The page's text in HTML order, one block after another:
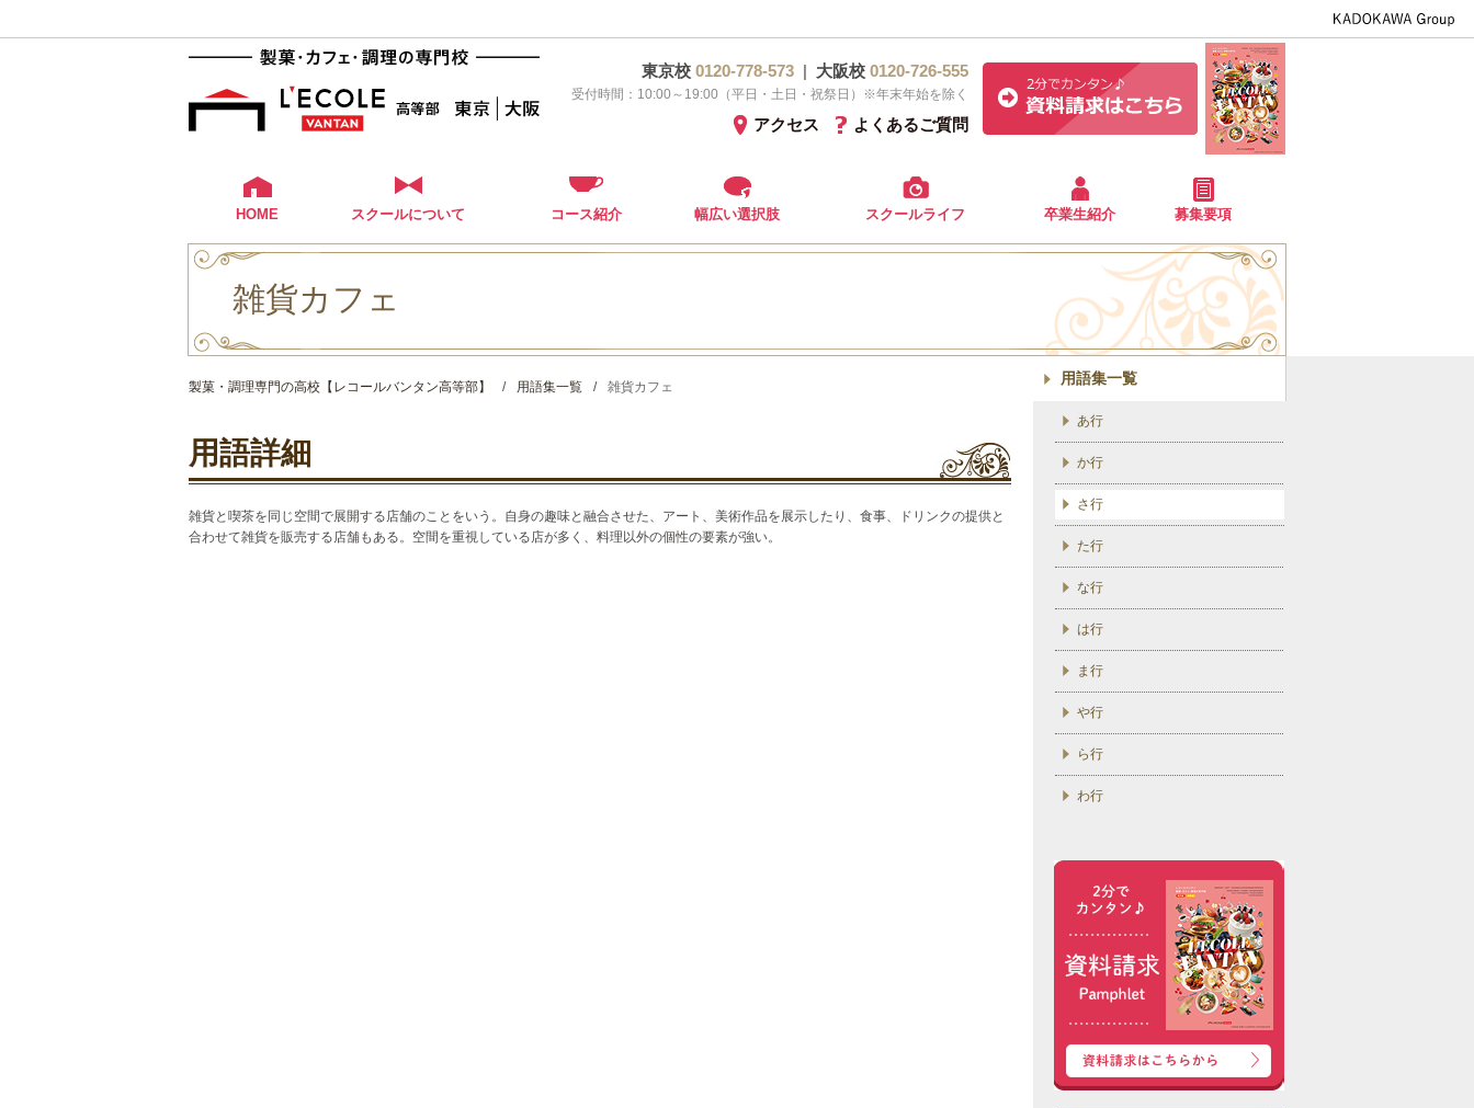
東京校 0120-778-573 | 大阪校 0120-726-555
受付時間：10:00～19:00（平日・土日・祝祭日）※年末年始を除く
よくあるご質問
アクセス
HOME スクールについて コース紹介 幅広い選択肢 スクールライフ 卒業生紹介 募集要項
雑貨カフェ
製菓・調理専門の高校【レコールバンタン高等部】 / 用語集一覧 / 雑貨カフェ
用語詳細
雑貨と喫茶を同じ空間で展開する店舗のことをいう。自身の趣味と融合させた、アート、美術作品を展示したり、食事、ドリンクの提供と
合わせて雑貨を販売する店舗もある。空間を重視している店が多く、料理以外の個性の要素が強い。
用語集一覧
あ行
か行
さ行
た行
な行
は行
ま行
や行
ら行
わ行